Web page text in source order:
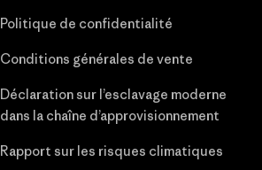
Politique de confidentialité
Conditions générales de vente
Déclaration sur l’esclavage moderne
dans la chaîne d’approvisionnement
Rapport sur les risques climatiques